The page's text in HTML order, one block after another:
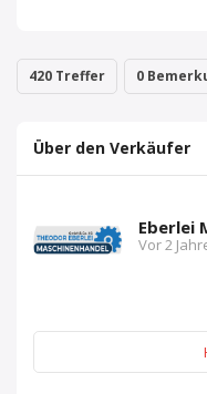
420 Treffer 0
Über den Verkäufer
Eberlei
Vor 2